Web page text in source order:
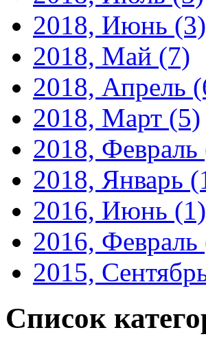
2018, Июнь (3)
2018, Май (7)
2018, Апрель
2018, Март (5)
2018, Февраль
2018, Январь
2016, Июнь (1)
2016, Февраль
2015,
Список